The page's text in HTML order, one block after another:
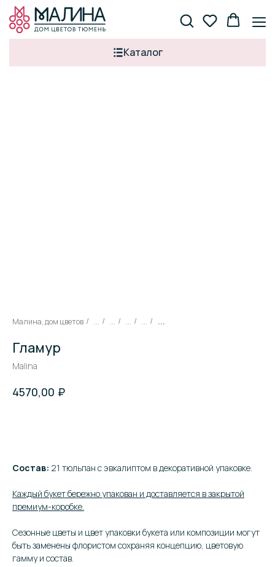
Каталог
Малина, дом цветов / ... / ... / ... / ... / ...
Гламур
Malina
4570,00 ₽
Состав: 21 тюльпан с эвкалиптом в декоративной упаковке.
Каждый букет бережно упакован и доставляется в закрытой
премиум-коробке.
Сезонные цветы и цвет упаковки букета или композиции могут
быть заменены флористом сохраняя концепцию, цветовую
гамму и состав.